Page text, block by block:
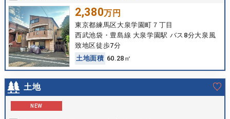
2,380万円
東京都練馬区大泉学園町７丁目
西武池袋・豊島線 大泉学園駅 バス8分大泉風
致地区徒歩7分
土地面積 60.28㎡
土地
NEW